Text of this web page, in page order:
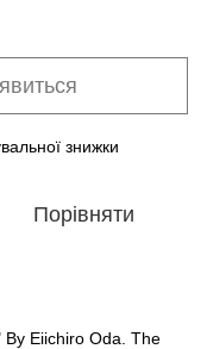
знижки
Порівняти
By Eiichiro Oda. The